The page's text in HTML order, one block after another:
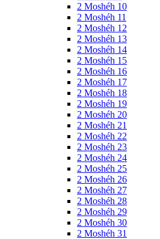
2 Moshéh 10
2 Moshéh 11
2 Moshéh 12
2 Moshéh 13
2 Moshéh 14
2 Moshéh 15
2 Moshéh 16
2 Moshéh 17
2 Moshéh 18
2 Moshéh 19
2 Moshéh 20
2 Moshéh 21
2 Moshéh 22
2 Moshéh 23
2 Moshéh 24
2 Moshéh 25
2 Moshéh 26
2 Moshéh 27
2 Moshéh 28
2 Moshéh 29
2 Moshéh 30
2 Moshéh 31